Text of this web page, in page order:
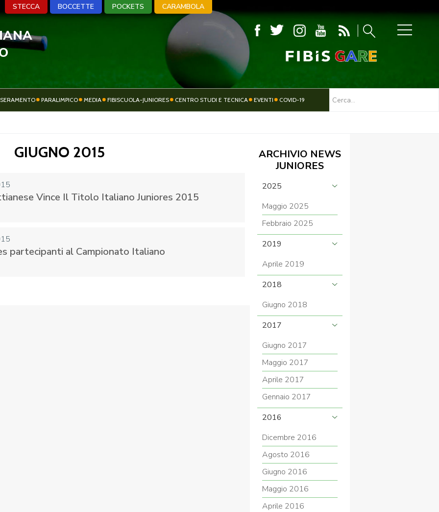
COVID-19
BOCCETTE CARAMBOLA
Link Federazione Trasparente
STECCA BOCCETTE POCKETS CARAMBOLA
PARALIMPICO MEDIA FIBISCUOLA-JUNIORES CENTRO STUDI E TECNICA EVENTI COVID-19
GIUGNO 2015
Vince Il Titolo Italiano Juniores 2015
partecipanti al Campionato Italiano
ARCHIVIO NEWS
JUNIORES
2025
Maggio 2025
Febbraio 2025
2019
Aprile 2019
2018
Giugno 2018
2017
Giugno 2017
Maggio 2017
Aprile 2017
Gennaio 2017
2016
Dicembre 2016
Agosto 2016
Giugno 2016
Maggio 2016
Aprile 2016